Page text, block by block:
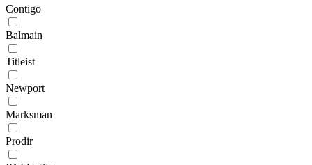
Contigo
Balmain
Titleist
Newport
Marksman
Prodir